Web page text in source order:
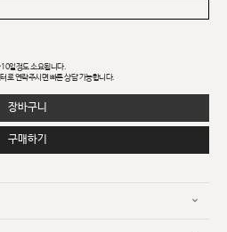
일정도 소요됩니다.
로 연락주시면 빠른 상담 가능합니다.
장바구니
구매하기